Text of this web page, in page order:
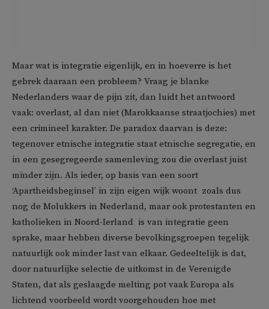
Maar wat is integratie eigenlijk, en in hoeverre is het
gebrek daaraan een probleem? Vraag je blanke
Nederlanders waar de pijn zit, dan luidt het antwoord
vaak: overlast, al dan niet (Marokkaanse straatjochies) met
een crimineel karakter. De paradox daarvan is deze:
tegenover etnische integratie staat etnische segregatie, en
in een gesegregeerde samenleving zou die overlast juist
minder zijn. Als ieder, op basis van een soort
‘Apartheidsbeginsel’ in zijn eigen wijk woont  zoals dus
nog de Molukkers in Nederland, maar ook protestanten en
katholieken in Noord-Ierland  is van integratie geen
sprake, maar hebben diverse bevolkingsgroepen tegelijk
natuurlijk ook minder last van elkaar. Gedeeltelijk is dat,
door natuurlijke selectie de uitkomst in de Verenigde
Staten, dat als geslaagde melting pot vaak Europa als
lichtend voorbeeld wordt voorgehouden hoe met